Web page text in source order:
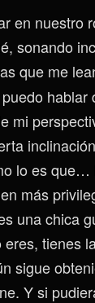
en nuestro
sonando
que me
hablar
mi
lo es que…
más
una chica
tienes
sigue
Y si